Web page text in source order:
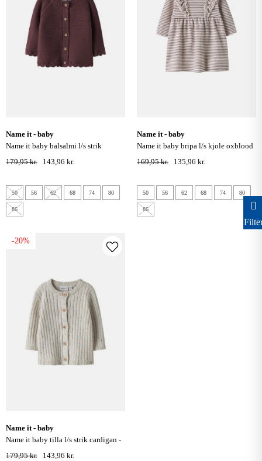
name it - baby
name it baby balsalmi l/s strik
cardigan - oxblood red
179,95 kr. 143,96 kr.
50 56 62 68 74 80
86
name it - baby
name it baby bripa l/s kjole oxblood
red
169,95 kr. 135,96 kr.
50 56 62 68 74 80
86
-20%
name it - baby
name it baby tilla l/s strik cardigan -
cloud dancer
179,95 kr. 143,96 kr.